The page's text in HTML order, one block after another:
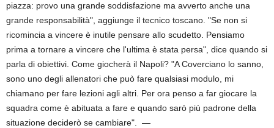
piazza: provo una grande soddisfazione ma avverto anche una
grande responsabilità", aggiunge il tecnico toscano. "Se non si
ricomincia a vincere è inutile pensare allo scudetto. Pensiamo
prima a tornare a vincere che l'ultima è stata persa", dice quando si
parla di obiettivi. Come giocherà il Napoli? "A Coverciano lo sanno,
sono uno degli allenatori che può fare qualsiasi modulo, mi
chiamano per fare lezioni agli altri. Per ora penso a far giocare la
squadra come è abituata a fare e quando sarò più padrone della
situazione deciderò se cambiare". —